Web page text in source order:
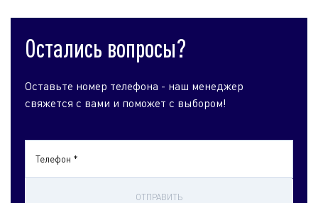
Остались вопросы?
Оставьте номер телефона - наш менеджер
свяжется с вами и поможет с выбором!
Телефон *
ОТПРАВИТЬ